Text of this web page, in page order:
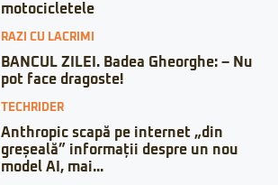
motocicletele
RAZI CU LACRIMI
BANCUL ZILEI. Badea Gheorghe: – Nu
pot face dragoste!
TECHRIDER
Anthropic scapă pe internet „din
greșeală” informații despre un nou
model AI, mai...